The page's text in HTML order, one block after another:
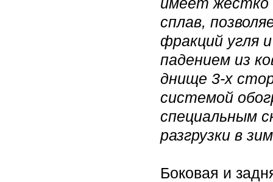
сплав,
фракций угля
падением из
днище 3-х
системой
специальным
разгрузки в
Боковая и